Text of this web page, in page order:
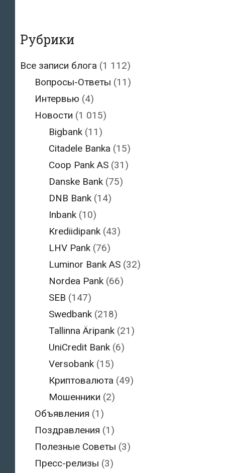
Рубрики
Все записи блога (1 112)
Вопросы-Ответы (11)
Интервью (4)
Новости (1 015)
Bigbank (11)
Citadele Banka (15)
Coop Pank AS (31)
Danske Bank (75)
DNB Bank (14)
Inbank (10)
Krediidipank (43)
LHV Pank (76)
Luminor Bank AS (32)
Nordea Pank (66)
SEB (147)
Swedbank (218)
Tallinna Äripank (21)
UniCredit Bank (6)
Versobank (15)
Криптовалюта (49)
Мошенники (2)
Объявления (1)
Поздравления (1)
Полезные Советы (3)
Пресс-релизы (3)